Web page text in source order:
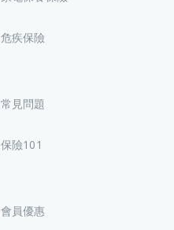
危疾保險
常見問題
保險101
會員優惠